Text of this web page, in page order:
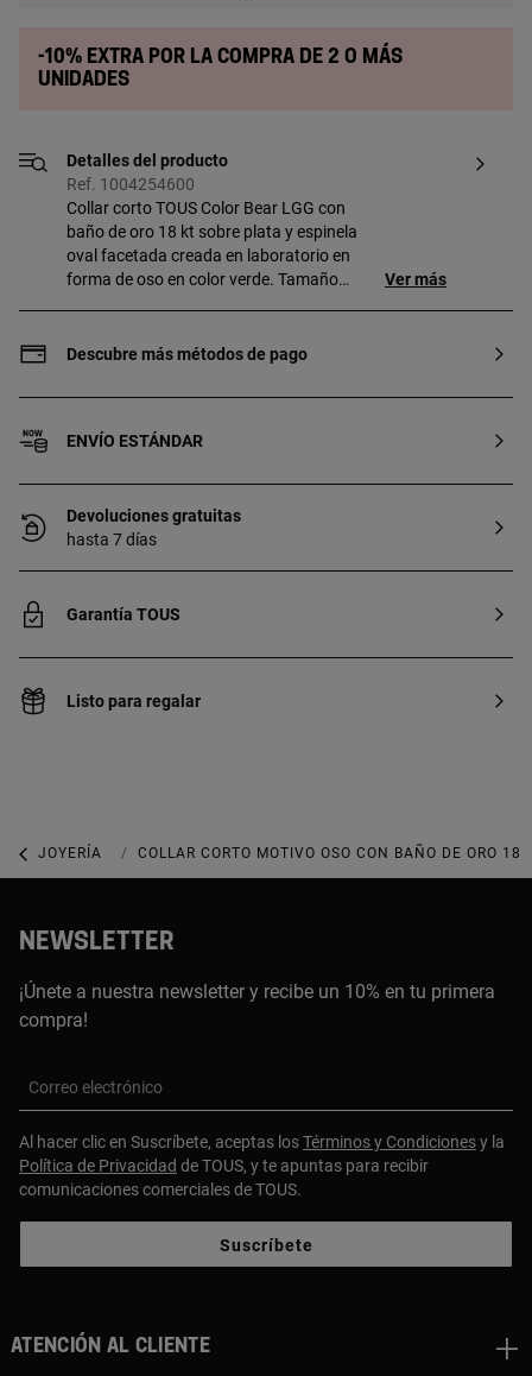
-10% extra por la compra de 2 o más
unidades
Detalles del producto
Ref. 1004254600
Collar corto TOUS Color Bear LGG con
baño de oro 18 kt sobre plata y espinela
oval facetada creada en laboratorio en
forma de oso en color verde. Tamaño
plata de primera ley con baño de oro de
calidad garantiza una mayor durabilidad
gemas creadas en laboratorio.
Ver más
Descubre más métodos de pago
ENVÍO ESTÁNDAR
Devoluciones gratuitas
hasta 7 días
Garantía TOUS
Listo para regalar
JOYERÍA JOYAS CON GEMAS
COLLAR CORTO MOTIVO OSO CON BAÑO DE ORO
NEWSLETTER
¡Únete a nuestra newsletter y recibe un 10% en tu primera
compra!
Correo electrónico
Al hacer clic en Suscríbete, aceptas losTérminos y Condicionesy la
Política de Privacidad de TOUS, y te apuntas para recibir
comunicaciones comerciales de TOUS.
Suscríbete
Atención al cliente